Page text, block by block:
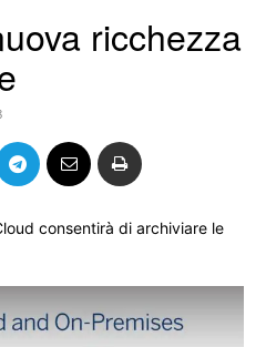
ricchezza
consentirà di archiviare le